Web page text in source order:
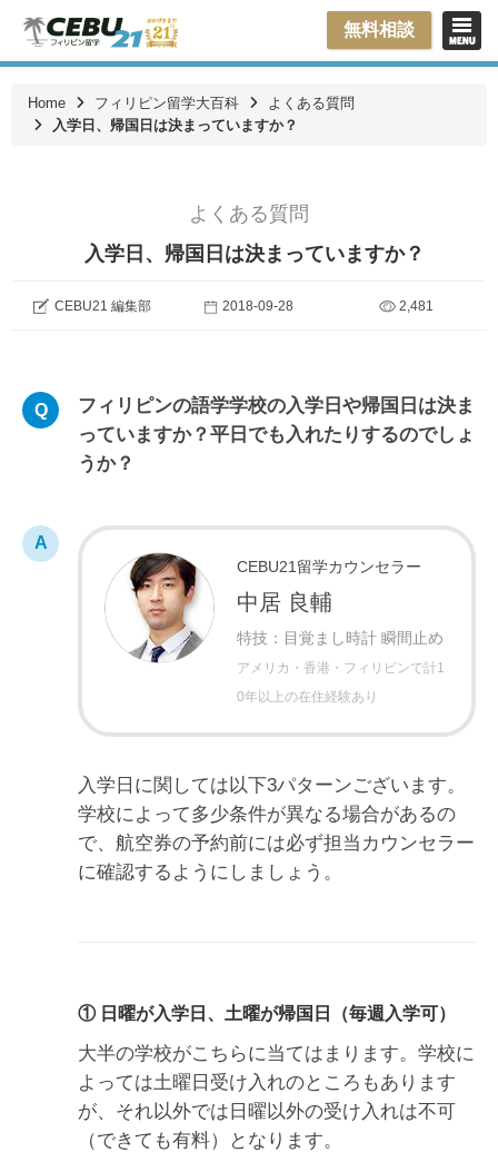
無料相談
Home フィリピン留学大百科
よくある質問
入学日、帰国日は決まっていますか？
よくある質問
入学日、帰国日は決まっていますか？
CEBU21 編集部 2018-09-28 2,481
フィリピンの語学学校の入学日や帰国日は決ま
っていますか？平日でも入れたりするのでしょ
うか？
CEBU21留学カウンセラー
中居 良輔
特技：目覚まし時計 瞬間止め
アメリカ・香港・フィリピンで計1
0年以上の在住経験あり
入学日に関しては以下3パターンございます。
学校によって多少条件が異なる場合があるの
で、航空券の予約前には必ず担当カウンセラー
に確認するようにしましょう。
① 日曜が入学日、土曜が帰国日（毎週入学可）
大半の学校がこちらに当てはまります。学校に
よっては土曜日受け入れのところもあります
が、それ以外では日曜以外の受け入れは不可
（できても有料）となります。